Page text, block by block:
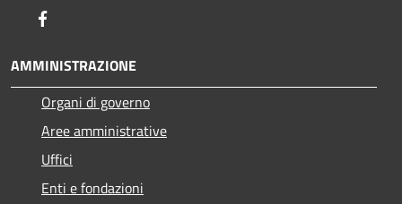
AMMINISTRAZIONE
Organi di governo
Aree amministrative
Uffici
Enti e fondazioni